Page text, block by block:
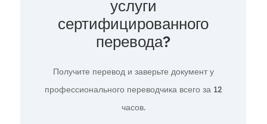
услуги
сертифицированного
перевода?
Получите перевод и заверьте документ у
профессионального переводчика всего за 12
часов.